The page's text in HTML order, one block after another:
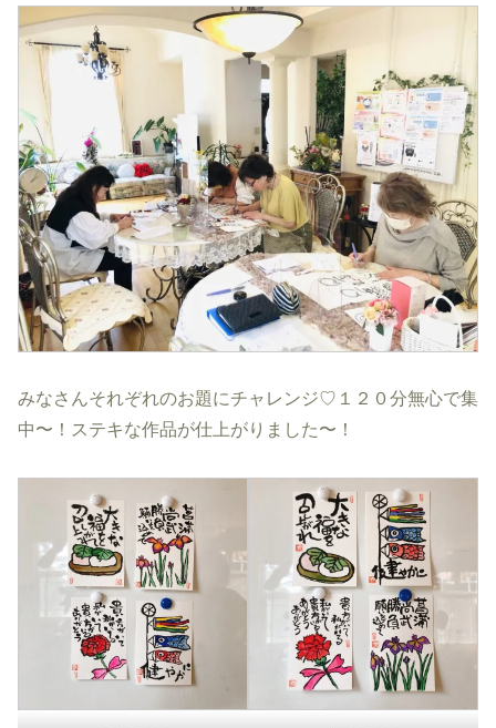
みなさんそれぞれのお題にチャレンジ♡１２０分無心で集
中〜！ステキな作品が仕上がりました〜！